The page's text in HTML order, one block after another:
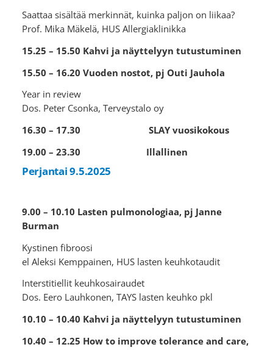
Saattaa sisältää merkinnät, kuinka paljon on liikaa?
Prof. Mika Mäkelä, HUS Allergiaklinikka
15.25 – 15.50 Kahvi ja näyttelyyn tutustuminen
15.50 – 16.20 Vuoden nostot, pj Outi Jauhola
Year in review
Dos. Peter Csonka, Terveystalo oy
16.30 – 17.30 SLAY vuosikokous
19.00 – 23.30 Illallinen
Perjantai 9.5.2025
9.00 – 10.10 Lasten pulmonologiaa, pj Janne
Burman
Kystinen fibroosi
el Aleksi Kemppainen, HUS lasten keuhkotaudit
Interstitiellit keuhkosairaudet
Dos. Eero Lauhkonen, TAYS lasten keuhko pkl
10.10 – 10.40 Kahvi ja näyttelyyn tutustuminen
10.40 – 12.25 How to improve tolerance and care,